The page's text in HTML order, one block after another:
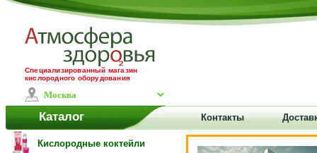
Специализированный магазин
кислородного оборудования
Каталог Контакты
Кислородные коктейли